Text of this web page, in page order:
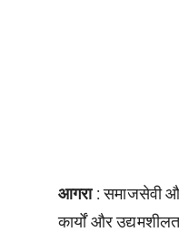
आगरा : समाजसेवी
कार्यों और